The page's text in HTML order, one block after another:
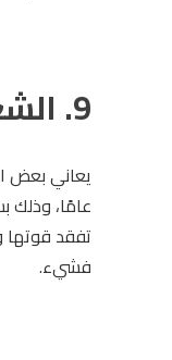
9. الشعور بالضعف
يعاني بعض
عامًا، وذلك
تفقد قوتها
فشيء.